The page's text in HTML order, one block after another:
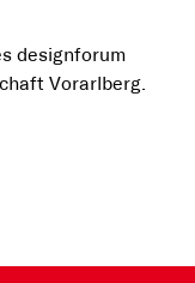
designforum
Vorarlberg.